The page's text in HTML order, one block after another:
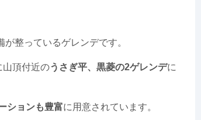
整っているゲレンデです。
山頂付近のうさぎ平、黒菱の2ゲレンデに
ションも豊富に用意されています。